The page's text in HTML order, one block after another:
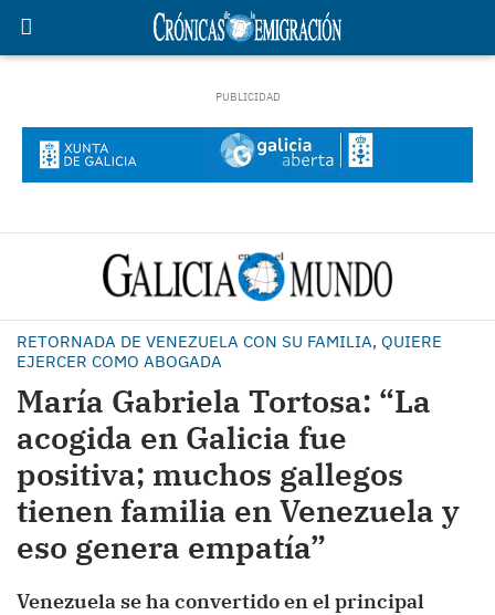
RETORNADA DE VENEZUELA CON SU FAMILIA, QUIERE
EJERCER COMO ABOGADA
María Gabriela Tortosa: “La
acogida en Galicia fue
positiva; muchos gallegos
tienen familia en Venezuela y
eso genera empatía”
Venezuela se ha convertido en el principal